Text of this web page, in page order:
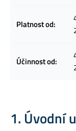
Platnost od:
Účinnost od:
1. Úvodní